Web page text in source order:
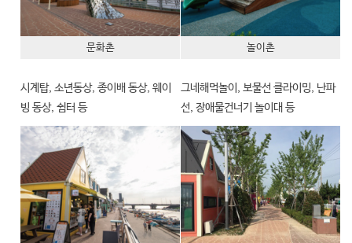
문화촌
시계탑, 소년동상, 종이배 동상, 웨이
빙 동상, 쉼터 등
놀이촌
그네해먹놀이, 보물선 클라이밍, 난파
선, 장애물건너기 놀이대 등